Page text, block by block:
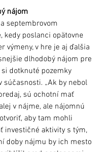
nájom
septembrovom
kedy poslanci opätovne
výmeny, v hre je aj ďalšia
dlhodobý nájom pre
si dotknuté pozemky
súčasnosti. „Ak by nebol
sú ochotní mať
v nájme, ale nájomnú
aby tam mohli
investičné aktivity s tým,
doby nájmu by ich mesto